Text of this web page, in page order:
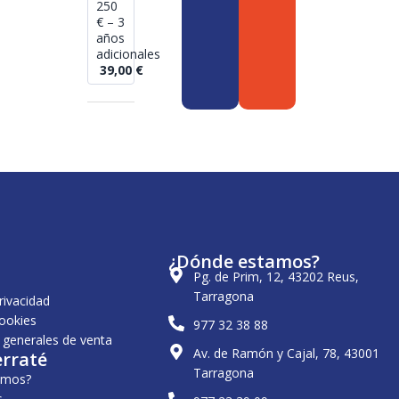
250
€ – 3
años
adicionales
39,00 €
de venta
¿Dónde estamos?
Pg. de Prim, 12, 43202 Reus,
Tarragona
977 32 38 88
Av. de Ramón y Cajal, 78, 43001
Tarragona